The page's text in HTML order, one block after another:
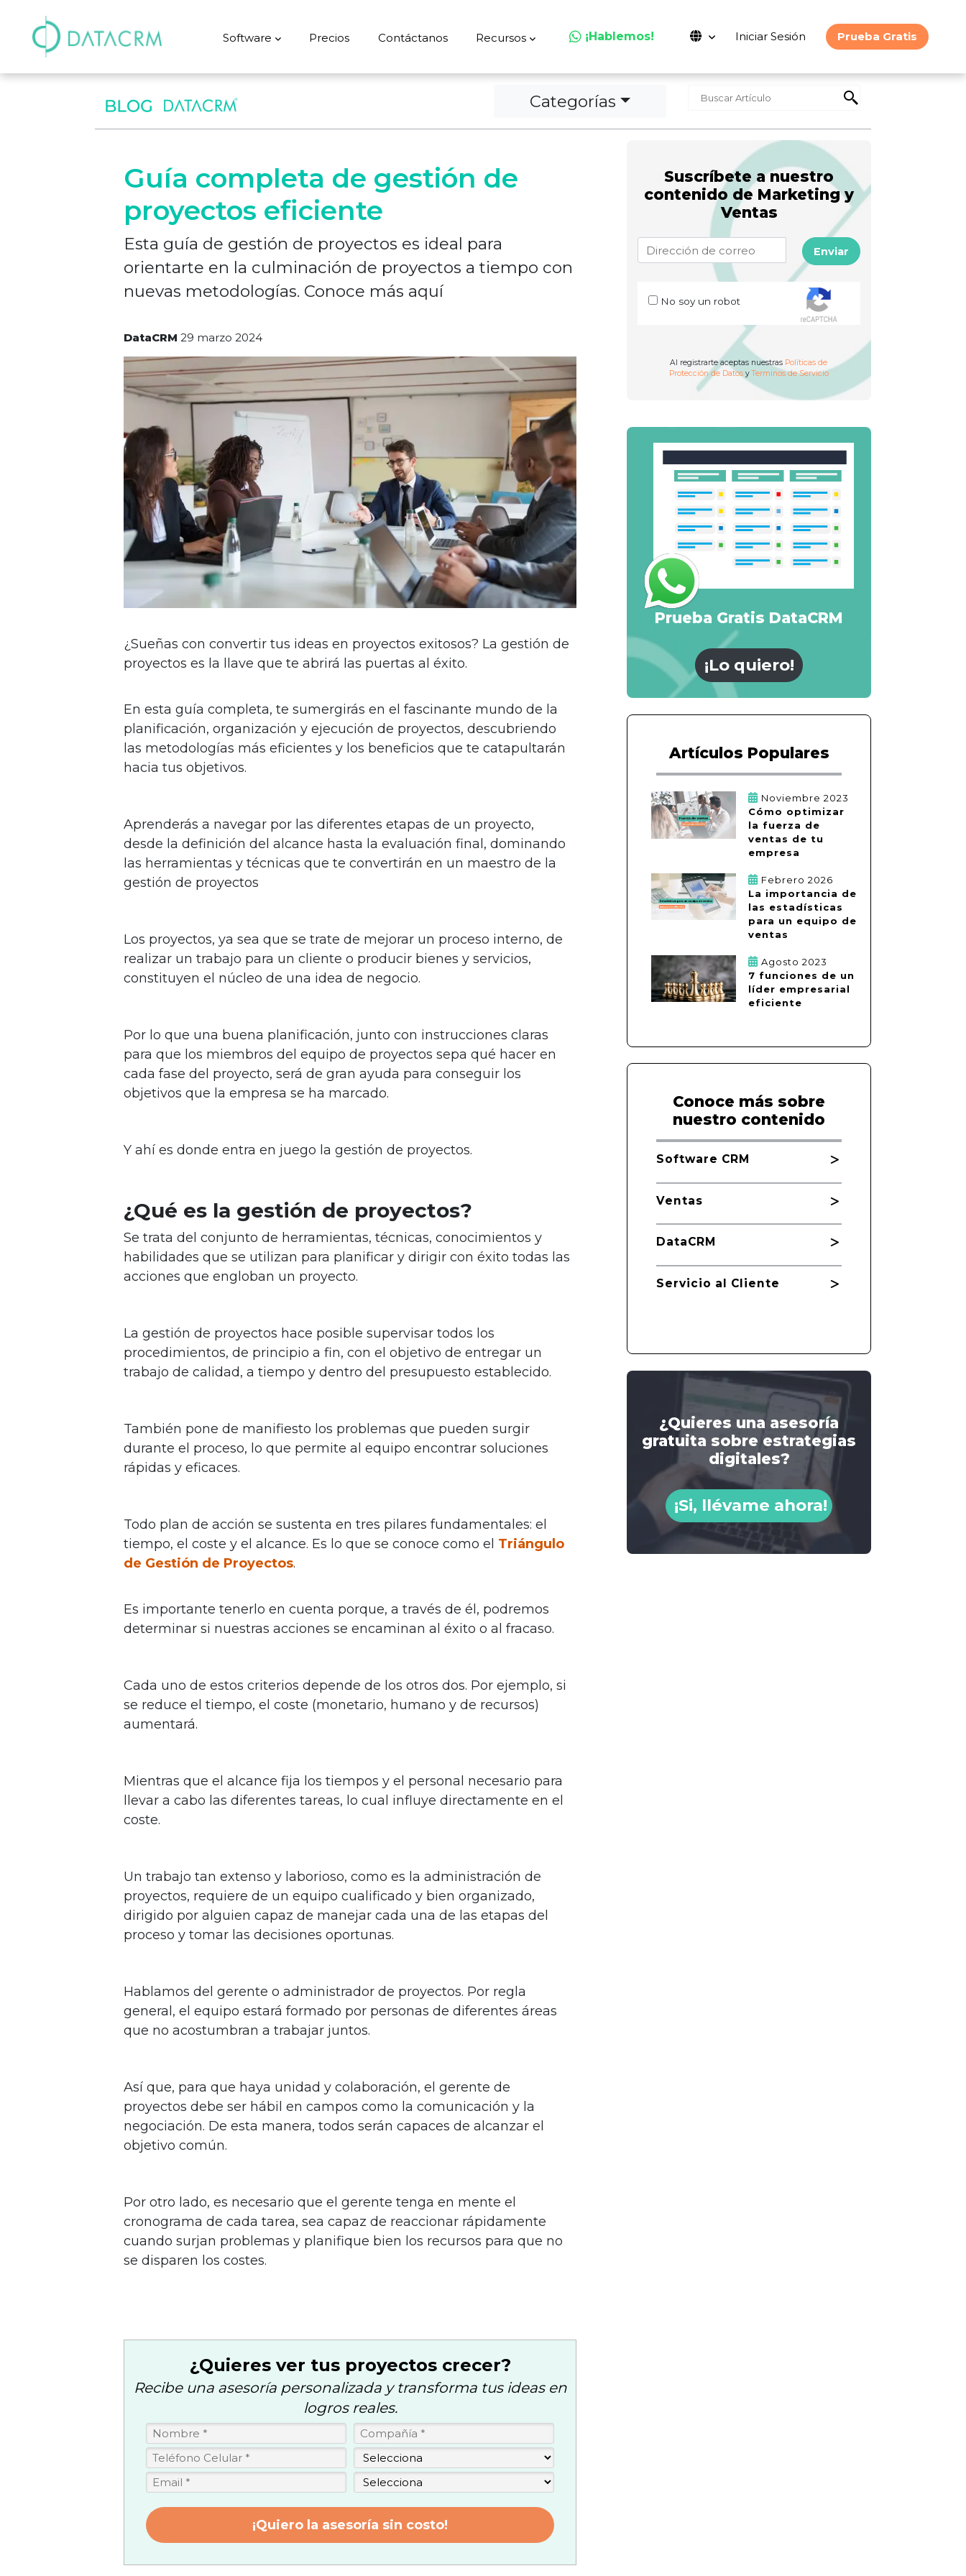
Software Precios Contáctanos Recursos ¡Hablemos! Iniciar Sesión Prueba Gratis
Categorías
Guía completa de gestión de
proyectos eficiente
Esta guía de gestión de proyectos es ideal para
orientarte en la culminación de proyectos a tiempo con
nuevas metodologías. Conoce más aquí
DataCRM 29 marzo 2024
¿Sueñas con convertir tus ideas en proyectos exitosos? La gestión de
proyectos es la llave que te abrirá las puertas al éxito.
En esta guía completa, te sumergirás en el fascinante mundo de la
planificación, organización y ejecución de proyectos, descubriendo
las metodologías más eficientes y los beneficios que te catapultarán
hacia tus objetivos.
Aprenderás a navegar por las diferentes etapas de un proyecto,
desde la definición del alcance hasta la evaluación final, dominando
las herramientas y técnicas que te convertirán en un maestro de la
gestión de proyectos
Los proyectos, ya sea que se trate de mejorar un proceso interno, de
realizar un trabajo para un cliente o producir bienes y servicios,
constituyen el núcleo de una idea de negocio.
Por lo que una buena planificación, junto con instrucciones claras
para que los miembros del equipo de proyectos sepa qué hacer en
cada fase del proyecto, será de gran ayuda para conseguir los
objetivos que la empresa se ha marcado.
Y ahí es donde entra en juego la gestión de proyectos.
¿Qué es la gestión de proyectos?
Se trata del conjunto de herramientas, técnicas, conocimientos y
habilidades que se utilizan para planificar y dirigir con éxito todas las
acciones que engloban un proyecto.
La gestión de proyectos hace posible supervisar todos los
procedimientos, de principio a fin, con el objetivo de entregar un
trabajo de calidad, a tiempo y dentro del presupuesto establecido.
También pone de manifiesto los problemas que pueden surgir
durante el proceso, lo que permite al equipo encontrar soluciones
rápidas y eficaces.
Todo plan de acción se sustenta en tres pilares fundamentales: el
tiempo, el coste y el alcance. Es lo que se conoce como el Triángulo
de Gestión de Proyectos.
Es importante tenerlo en cuenta porque, a través de él, podremos
determinar si nuestras acciones se encaminan al éxito o al fracaso.
Cada uno de estos criterios depende de los otros dos. Por ejemplo, si
se reduce el tiempo, el coste (monetario, humano y de recursos)
aumentará.
Mientras que el alcance fija los tiempos y el personal necesario para
llevar a cabo las diferentes tareas, lo cual influye directamente en el
coste.
Un trabajo tan extenso y laborioso, como es la administración de
proyectos, requiere de un equipo cualificado y bien organizado,
dirigido por alguien capaz de manejar cada una de las etapas del
proceso y tomar las decisiones oportunas.
Hablamos del gerente o administrador de proyectos. Por regla
general, el equipo estará formado por personas de diferentes áreas
que no acostumbran a trabajar juntos.
Así que, para que haya unidad y colaboración, el gerente de
proyectos debe ser hábil en campos como la comunicación y la
negociación. De esta manera, todos serán capaces de alcanzar el
objetivo común.
Por otro lado, es necesario que el gerente tenga en mente el
cronograma de cada tarea, sea capaz de reaccionar rápidamente
cuando surjan problemas y planifique bien los recursos para que no
se disparen los costes.
¿Quieres ver tus proyectos crecer?
Recibe una asesoría personalizada y transforma tus ideas en
logros reales.
¡Quiero la asesoría sin costo!
Suscríbete a nuestro
contenido de Marketing y
Ventas
Enviar
No soy un robot
Al registrarte aceptas nuestras Políticas de
Protección de Datos yTerminos de Servicio
Prueba Gratis DataCRM
¡Lo quiero!
Artículos Populares
Noviembre 2023
Cómo optimizar
la fuerza de
ventas de tu
empresa
Febrero 2026
La importancia de
las estadísticas
para un equipo de
ventas
Agosto 2023
7 funciones de un
líder empresarial
eficiente
Conoce más sobre
nuestro contenido
Software CRM
Ventas
DataCRM
Servicio al Cliente
¿Quieres una asesoría
gratuita sobre estrategias
digitales?
¡Si, llévame ahora!